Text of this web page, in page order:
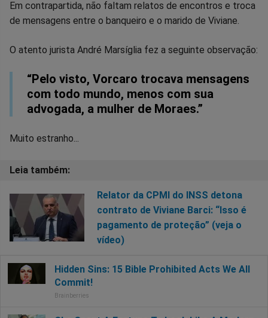
Em contrapartida, não faltam relatos de encontros e troca
de mensagens entre o banqueiro e o marido de Viviane.
O atento jurista André Marsíglia fez a seguinte observação:
“Pelo visto, Vorcaro trocava mensagens
com todo mundo, menos com sua
advogada, a mulher de Moraes.”
Muito estranho...
Relator da CPMI do INSS detona
contrato de Viviane Barci: “Isso é
pagamento de proteção” (veja o
vídeo)